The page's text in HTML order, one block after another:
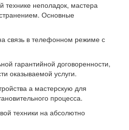
технике неполадок, мастера
Основные
связь в телефонном режиме с
гарантийной договоренности,
оказываемой услуги.
а мастерскую для
процесса.
техники на абсолютно